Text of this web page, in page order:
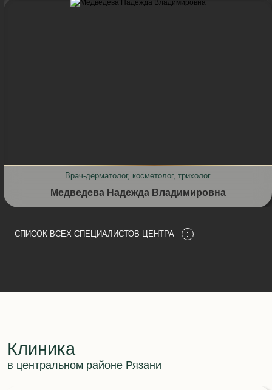
Врач-дерматолог, косметолог, трихолог
Медведева Надежда Владимировна
СПИСОК ВСЕХ СПЕЦИАЛИСТОВ ЦЕНТРА
Клиника
в центральном районе Рязани